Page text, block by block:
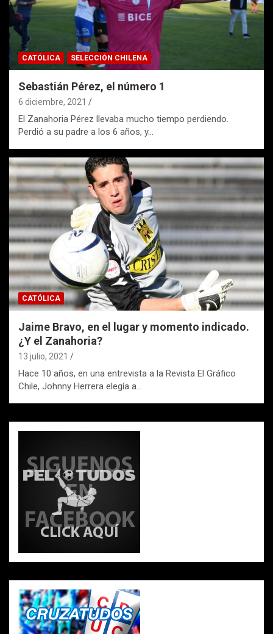
CATÓLICA SELECCIÓN CHILENA
Sebastián Pérez, el número 1
6 diciembre, 2021
El Zanahoria Pérez llevaba mucho tiempo perdiendo.
Perdió a su padre a los 6 años, y…
CATÓLICA
Jaime Bravo, en el lugar y momento indicado.
¿Y el Zanahoria?
13 julio, 2021
Hace 10 años, en una entrevista a la Revista El Gráfico
Chile, Johnny Herrera elegía a…